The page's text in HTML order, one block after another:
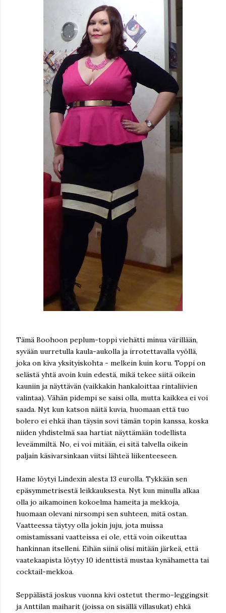
Tämä Boohoon peplum-toppi viehätti minua värillään,
syvään uurretulla kaula-aukolla ja irrotettavalla vyöllä,
joka on kiva yksityiskohta - melkein kuin koru. Toppi on
selästä yhtä avoin kuin edestä, mikä tekee siitä oikein
kauniin ja näyttävän (vaikkakin hankaloittaa rintaliivien
valintaa). Vähän pidempi se saisi olla, mutta kaikkea ei voi
saada. Nyt kun katson näitä kuvia, huomaan että tuo
bolero ei ehkä ihan täysin sovi tämän topin kanssa, koska
niiden yhdistelmä saa hartiat näyttämään todellista
leveämmiltä. No, ei voi mitään, ei sitä talvella oikein
paljain käsivarsinkaan viitsi lähteä liikenteeseen.
Hame löytyi Lindexin alesta 13 eurolla. Tykkään sen
epäsymmetrisestä leikkauksesta. Nyt kun minulla alkaa
olla jo aikamoinen kokoelma hameita ja mekkoja,
huomaan olevani nirsompi sen suhteen, mitä ostan.
Vaatteessa täytyy olla jokin juju, jota muissa
omistamissani vaatteissa ei ole, että voin oikeuttaa
hankinnan itselleni. Eihän siinä olisi mitään järkeä, että
vaatekaapista löytyy 10 identtistä mustaa kynähametta tai
cocktail-mekkoa.
Seppälästä joskus vuonna kivi ostetut thermo-leggingsit
ja Anttilan maiharit (joissa on sisällä villasukat) ehkä